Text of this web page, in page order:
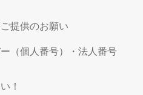
提供のお願い
（個人番号）・法人番号
！